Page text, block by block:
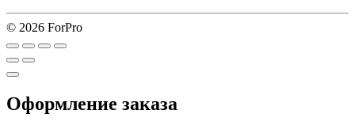
© 2026 ForPro
Оформление заказа